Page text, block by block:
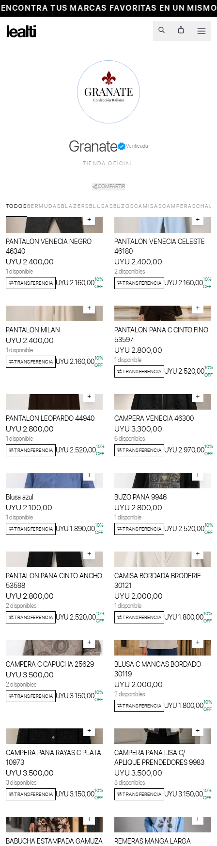
TUS MARCAS FAVORITAS EN UN MISMO
Granate Verificada
TIENDA OFICIAL
COMPARTIR
TODOS BERMUDAS BLAZERS BLUSAS BUZOSCAMISASCAMPERAS
+
PANTALON VENECIA NEGRO
46340
UYU 2.400,00
1 disponible
TRANSFERENCIA UYU 2.160,0010%
OFF
+
PANTALON VENECIA CELESTE
46180
UYU 2.400,00
2 disponibles
TRANSFERENCIA UYU 2.160,0010%
OFF
+
PANTALON MILAN
UYU 2.400,00
1 disponible
TRANSFERENCIA UYU 2.160,0010%
OFF
+
PANTALON PANA C CINTO FINO
53597
UYU 2.800,00
1 disponible
TRANSFERENCIA UYU 2.520,0010%
OFF
+
PANTALON LEOPARDO 44940
UYU 2.800,00
1 disponible
TRANSFERENCIA UYU 2.520,0010%
OFF
+
CAMPERA VENECIA 46300
UYU 3.300,00
6 disponibles
TRANSFERENCIA UYU 2.970,0010%
OFF
+
Blusa azul
UYU 2.100,00
1 disponible
TRANSFERENCIA UYU 1.890,0010%
OFF
+
BUZO PANA 9946
UYU 2.800,00
1 disponible
TRANSFERENCIA UYU 2.520,0010%
OFF
+
PANTALON PANA CINTO ANCHO
53598
UYU 2.800,00
2 disponibles
TRANSFERENCIA UYU 2.520,0010%
OFF
+
CAMISA BORDADA BRODERIE
30121
UYU 2.000,00
1 disponible
TRANSFERENCIA UYU 1.800,0010%
OFF
+
CAMPERA C CAPUCHA 25629
UYU 3.500,00
2 disponibles
TRANSFERENCIA UYU 3.150,0010%
OFF
+
BLUSA C MANGAS BORDADO
30119
UYU 2.000,00
2 disponibles
TRANSFERENCIA UYU 1.800,0010%
OFF
+
CAMPERA PANA RAYAS C PLATA
10973
UYU 3.500,00
3 disponibles
TRANSFERENCIA UYU 3.150,0010%
OFF
+
CAMPERA PANA LISA C/
APLIQUE PRENDEDORES 9983
UYU 3.500,00
3 disponibles
TRANSFERENCIA UYU 3.150,0010%
OFF
+
BABUCHA ESTAMPADA GAMUZA
+
REMERAS MANGA LARGA